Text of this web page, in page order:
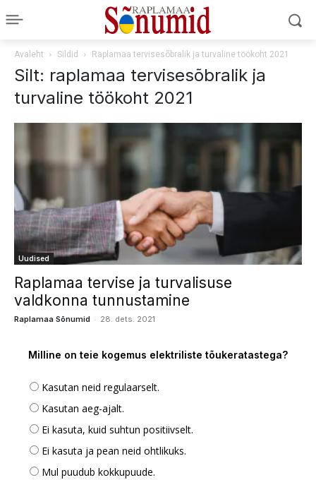
Avaleht Sildid Raplamaa tervisesõbralik ja turvaline töökoht 2021
Silt: raplamaa tervisesõbralik ja
turvaline töökoht 2021
Uudised
Raplamaa tervise ja turvalisuse
valdkonna tunnustamine
Raplamaa Sõnumid - 28. dets. 2021
Milline on teie kogemus elektriliste tõukeratastega?
Kasutan neid regulaarselt.
Kasutan aeg-ajalt.
Ei kasuta, kuid suhtun positiivselt.
Ei kasuta ja pean neid ohtlikuks.
Mul puudub kokkupuude.